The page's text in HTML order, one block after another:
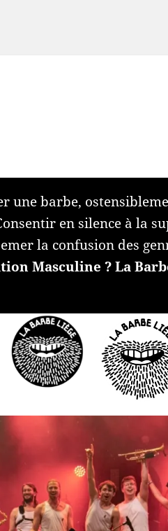
une barbe,
en silence à la
la confusion des
Masculine ? La